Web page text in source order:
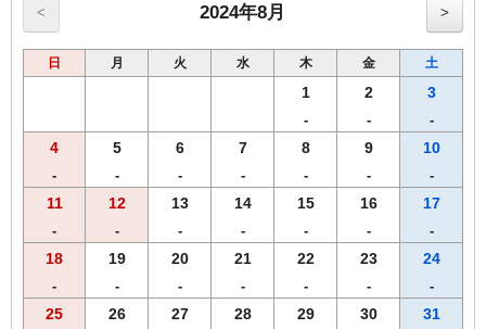
・果汁１００％オレンジジュース/野菜ジュース
・選べる３種類のスープ
・味付半熟ゆで玉子
・北海道で育ったゴロゴロ野菜カレー
【こだわり】 あつあつの焼きたてパンをお好きなだけお召し上がり
くださいませ
【営業時間】1階レストランにて6時30分から10時00分まで(ｵｰﾀﾞｰｽﾄｯ
ﾌﾟ9:30）
◆◆◆客室のご案内◆◆◆
●Wi-Fi・有線ＬＡＮ完備
●洗浄機付きトイレ完備
●枕元にUSBコンセント設置
< 2024年8月 >
日 月 火 水 木 金 土
1
-
2
-
3
-
4
-
5
-
6
-
7
-
8
-
9
-
10
-
11
-
12
-
13
-
14
-
15
-
16
-
17
-
18
-
19
-
20
-
21
-
22
-
23
-
24
-
25 26 27 28 29 30 31